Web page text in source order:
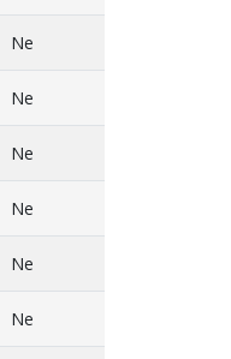
Ne
Ne
Ne
Ne
Ne
Ne